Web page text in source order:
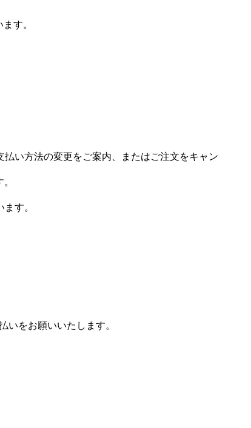
す。
い方法の変更をご案内、またはご注文をキャン
す。
いをお願いいたします。